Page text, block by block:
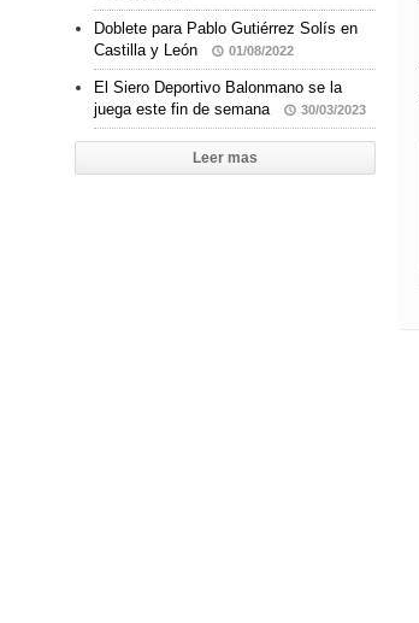
Doblete para Pablo Gutiérrez Solís en
Castilla y León
01/08/2022
El Siero Deportivo Balonmano se la
juega este fin de semana
30/03/2023
Leer mas